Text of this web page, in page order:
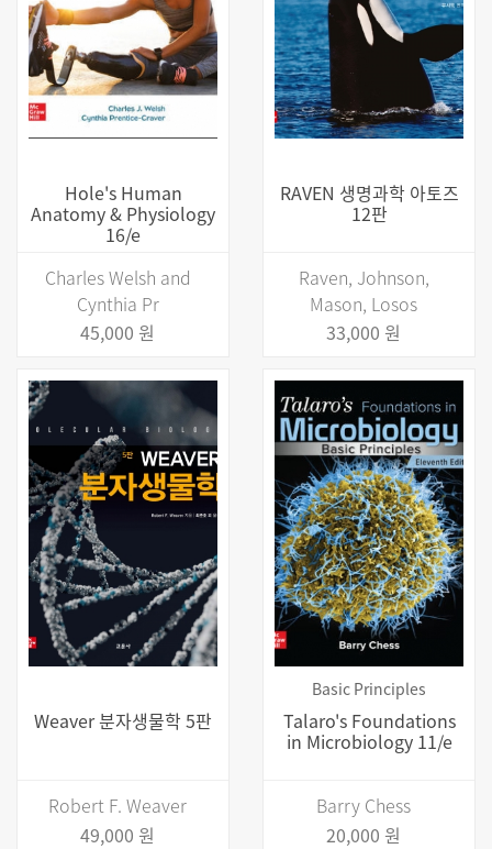
Hole's Human
Anatomy & Physiology
16/e
Charles Welsh and
Cynthia Pr
45,000 원
RAVEN 생명과학 아토즈
12판
Raven, Johnson,
Mason, Losos
33,000 원
Weaver 분자생물학 5판
Robert F. Weaver
49,000 원
Basic Principles
Talaro's Foundations
in Microbiology 11/e
Barry Chess
20,000 원